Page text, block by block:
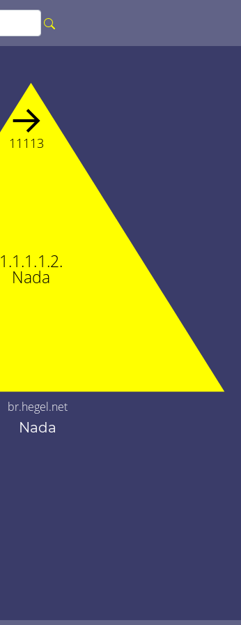
1.1.1.1.2.
Nada
→
11113
br.hegel.net
Nada